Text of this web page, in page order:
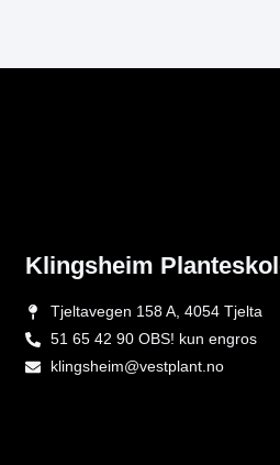
Klingsheim
Tjeltavegen 158 A, 4054 Tjelta
51 65 42 90 OBS! kun engros
klingsheim@vestplant.no